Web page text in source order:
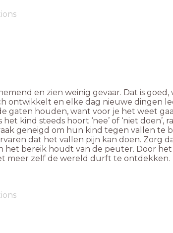
en zien weinig gevaar. Dat is
ontwikkelt en elke dag nieuwe dingen
gaten houden, want voor je het weet
kind steeds hoort ‘nee’ of ‘niet
geneigd om hun kind tegen vallen te
dat het vallen pijn kan doen. Zorg
het bereik houdt van de peuter. Door
meer zelf de wereld durft te ontdekken.